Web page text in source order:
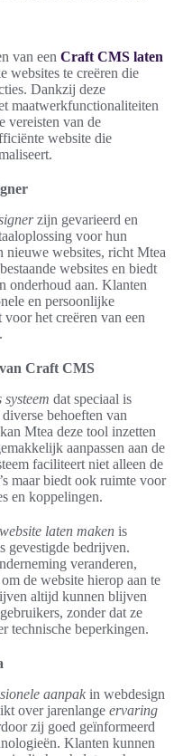
van een Craft CMS laten
websites te creëren die
Dankzij deze
maatwerkfunctionaliteiten
vereisten van de
website die
zijn gevarieerd en
voor hun
nieuwe websites, richt Mtea
websites en biedt
onderhoud aan. Klanten
en persoonlijke
het creëren van een
Craft CMS
dat speciaal is
behoeften van
Mtea deze tool inzetten
aanpassen aan de
faciliteert niet alleen de
maar biedt ook ruimte voor
en koppelingen.
laten maken is
gevestigde bedrijven.
veranderen,
de website hierop aan te
altijd kunnen blijven
zonder dat ze
technische beperkingen.
aanpak in webdesign
over jarenlange ervaring
zij goed geïnformeerd
Klanten kunnen